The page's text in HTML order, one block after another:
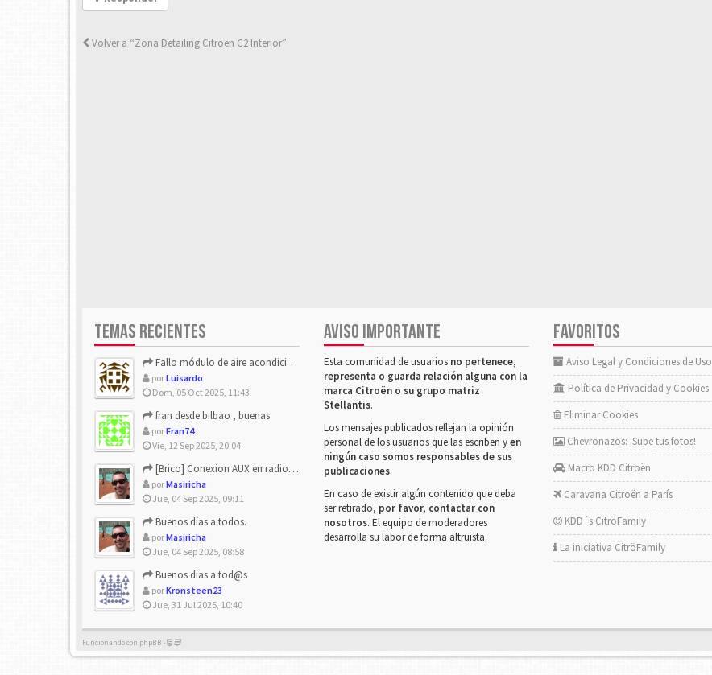
Volver a “Zona Detailing Citroën C2 Interior”
TEMAS RECIENTES
Fallo módulo de aire acondicionado
porLuisardo
Dom, 05 Oct 2025, 11:43
fran desde bilbao , buenas
porFran74
Vie, 12 Sep 2025, 20:04
[Brico] Conexion AUX en radio de origen
porMasiricha
Jue, 04 Sep 2025, 09:11
Buenos días a todos.
porMasiricha
Jue, 04 Sep 2025, 08:58
Buenos dias a tod@s
porKronsteen23
Jue, 31 Jul 2025, 10:40
AVISO IMPORTANTE
Esta comunidad de usuarios no pertenece,
representa o guarda relación alguna con la
marca Citroën o su grupo matriz
Stellantis.
Los mensajes publicados reflejan la opinión
personal de los usuarios que las escriben yen
ningún caso somos responsables de sus
publicaciones.
En caso de existir algún contenido que deba
ser retirado, por favor, contactar con
nosotros. El equipo de moderadores
desarrolla su labor de forma altruista.
FAVORITOS
Aviso Legal y Condiciones de Uso
Política de Privacidad y Cookies
Eliminar Cookies
Chevronazos: ¡Sube tus fotos!
Macro KDD Citroën
Caravana Citroën a París
KDD´s CitröFamily
La iniciativa CitröFamily
Funcionando con phpBB -